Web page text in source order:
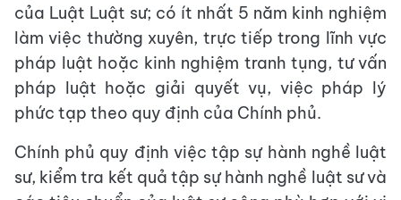
của Luật Luật sư; có ít nhất 5 năm kinh nghiệm
làm việc thường xuyên, trực tiếp trong lĩnh vực
pháp luật hoặc kinh nghiệm tranh tụng, tư vấn
pháp luật hoặc giải quyết vụ, việc pháp lý
phức tạp theo quy định của Chính phủ.
Chính phủ quy định việc tập sự hành nghề luật
sư, kiểm tra kết quả tập sự hành nghề luật sư và